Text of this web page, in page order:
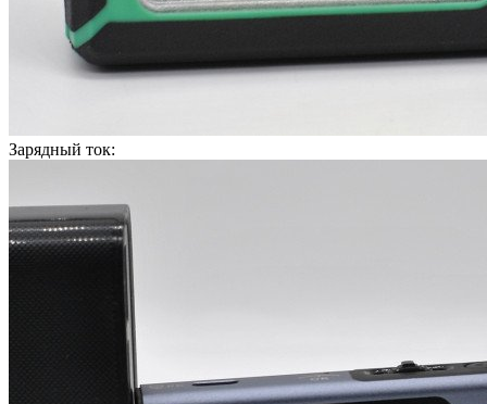
Зарядный ток: